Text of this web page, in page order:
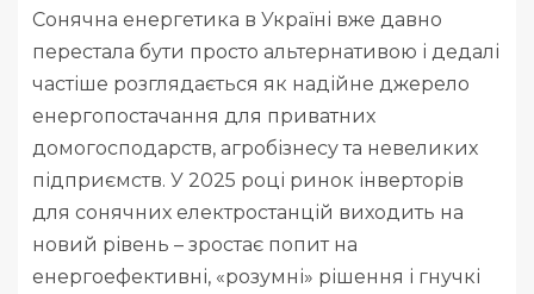
Сонячна енергетика в Україні вже давно
перестала бути просто альтернативою і дедалі
частіше розглядається як надійне джерело
енергопостачання для приватних
домогосподарств, агробізнесу та невеликих
підприємств. У 2025 році ринок інверторів
для сонячних електростанцій виходить на
новий рівень – зростає попит на
енергоефективні, «розумні» рішення і гнучкі